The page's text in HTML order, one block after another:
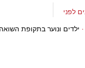
· ילדים ונוער בתקופת